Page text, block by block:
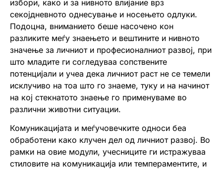
избори, како и за нивното влијание врз
секојдневното однесување и носењето одлуки.
Подоцна, вниманието беше насочено кон
разликите меѓу знаењето и вештините и нивното
значење за личниот и професионалниот развој, при
што младите ги согледуваа сопствените
потенцијали и учеа дека личниот раст не се темели
исклучиво на тоа што го знаеме, туку и на начинот
на кој стекнатото знаење го применуваме во
различни животни ситуации.
Комуникацијата и меѓучовечките односи беа
обработени како клучен дел од личниот развој. Во
рамки на овие модули, учесниците ги истражуваа
стиловите на комуникација или темпераментите, и